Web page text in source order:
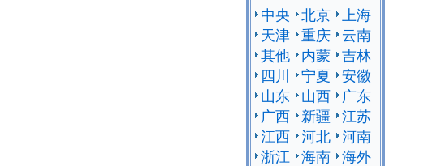
中央 北京
上海
天津 重庆 云南
其他 内蒙 吉林
四川
宁夏 安徽
山东 山西
广东
广西 新疆 江苏
江西 河北 河南
浙江 海南 海外